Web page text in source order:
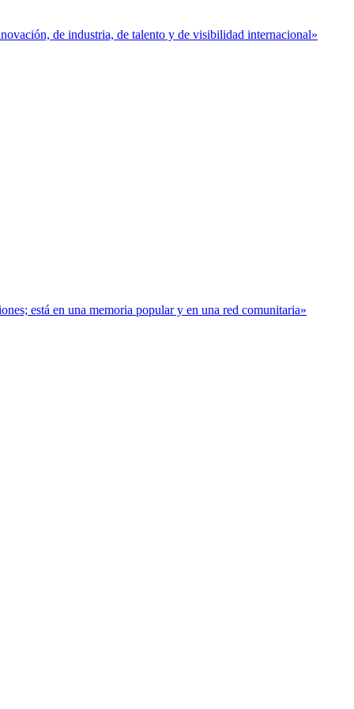
de industria, de talento y de visibilidad internacional»
está en una memoria popular y en una red comunitaria»